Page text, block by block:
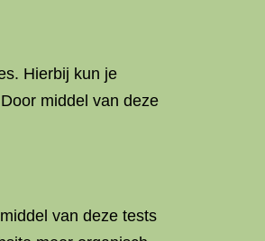
Hierbij kun je
middel van deze
van deze tests